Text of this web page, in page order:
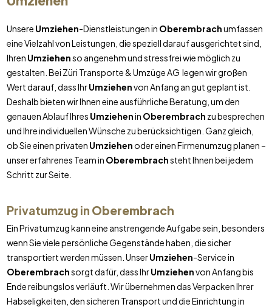
Unsere Umziehen-Dienstleistungen in Oberembrachumfassen
eine Vielzahl von Leistungen, die speziell darauf ausgerichtet sind,
Ihren Umziehenso angenehm und stressfrei wie möglich zu
gestalten. Bei Züri Transporte & Umzüge AG legen wir großen
Wert darauf, dass IhrUmziehenvon Anfang an gut geplant ist.
Deshalb bieten wir Ihnen eine ausführliche Beratung, um den
genauen Ablauf Ihres Umziehenin Oberembrach zu besprechen
und Ihre individuellen Wünsche zu berücksichtigen. Ganz gleich,
ob Sie einen privaten Umziehenoder einen Firmenumzug planen –
unser erfahrenes Team in Oberembrachsteht Ihnen bei jedem
Schritt zur Seite.
Privatumzug in Oberembrach
Ein Privatumzug kann eine anstrengende Aufgabe sein, besonders
wenn Sie viele persönliche Gegenstände haben, die sicher
transportiert werden müssen. UnserUmziehen-Service in
Oberembrachsorgt dafür, dass IhrUmziehenvon Anfang bis
Ende reibungslos verläuft. Wir übernehmen das Verpacken Ihrer
Habseligkeiten, den sicheren Transport und die Einrichtung in